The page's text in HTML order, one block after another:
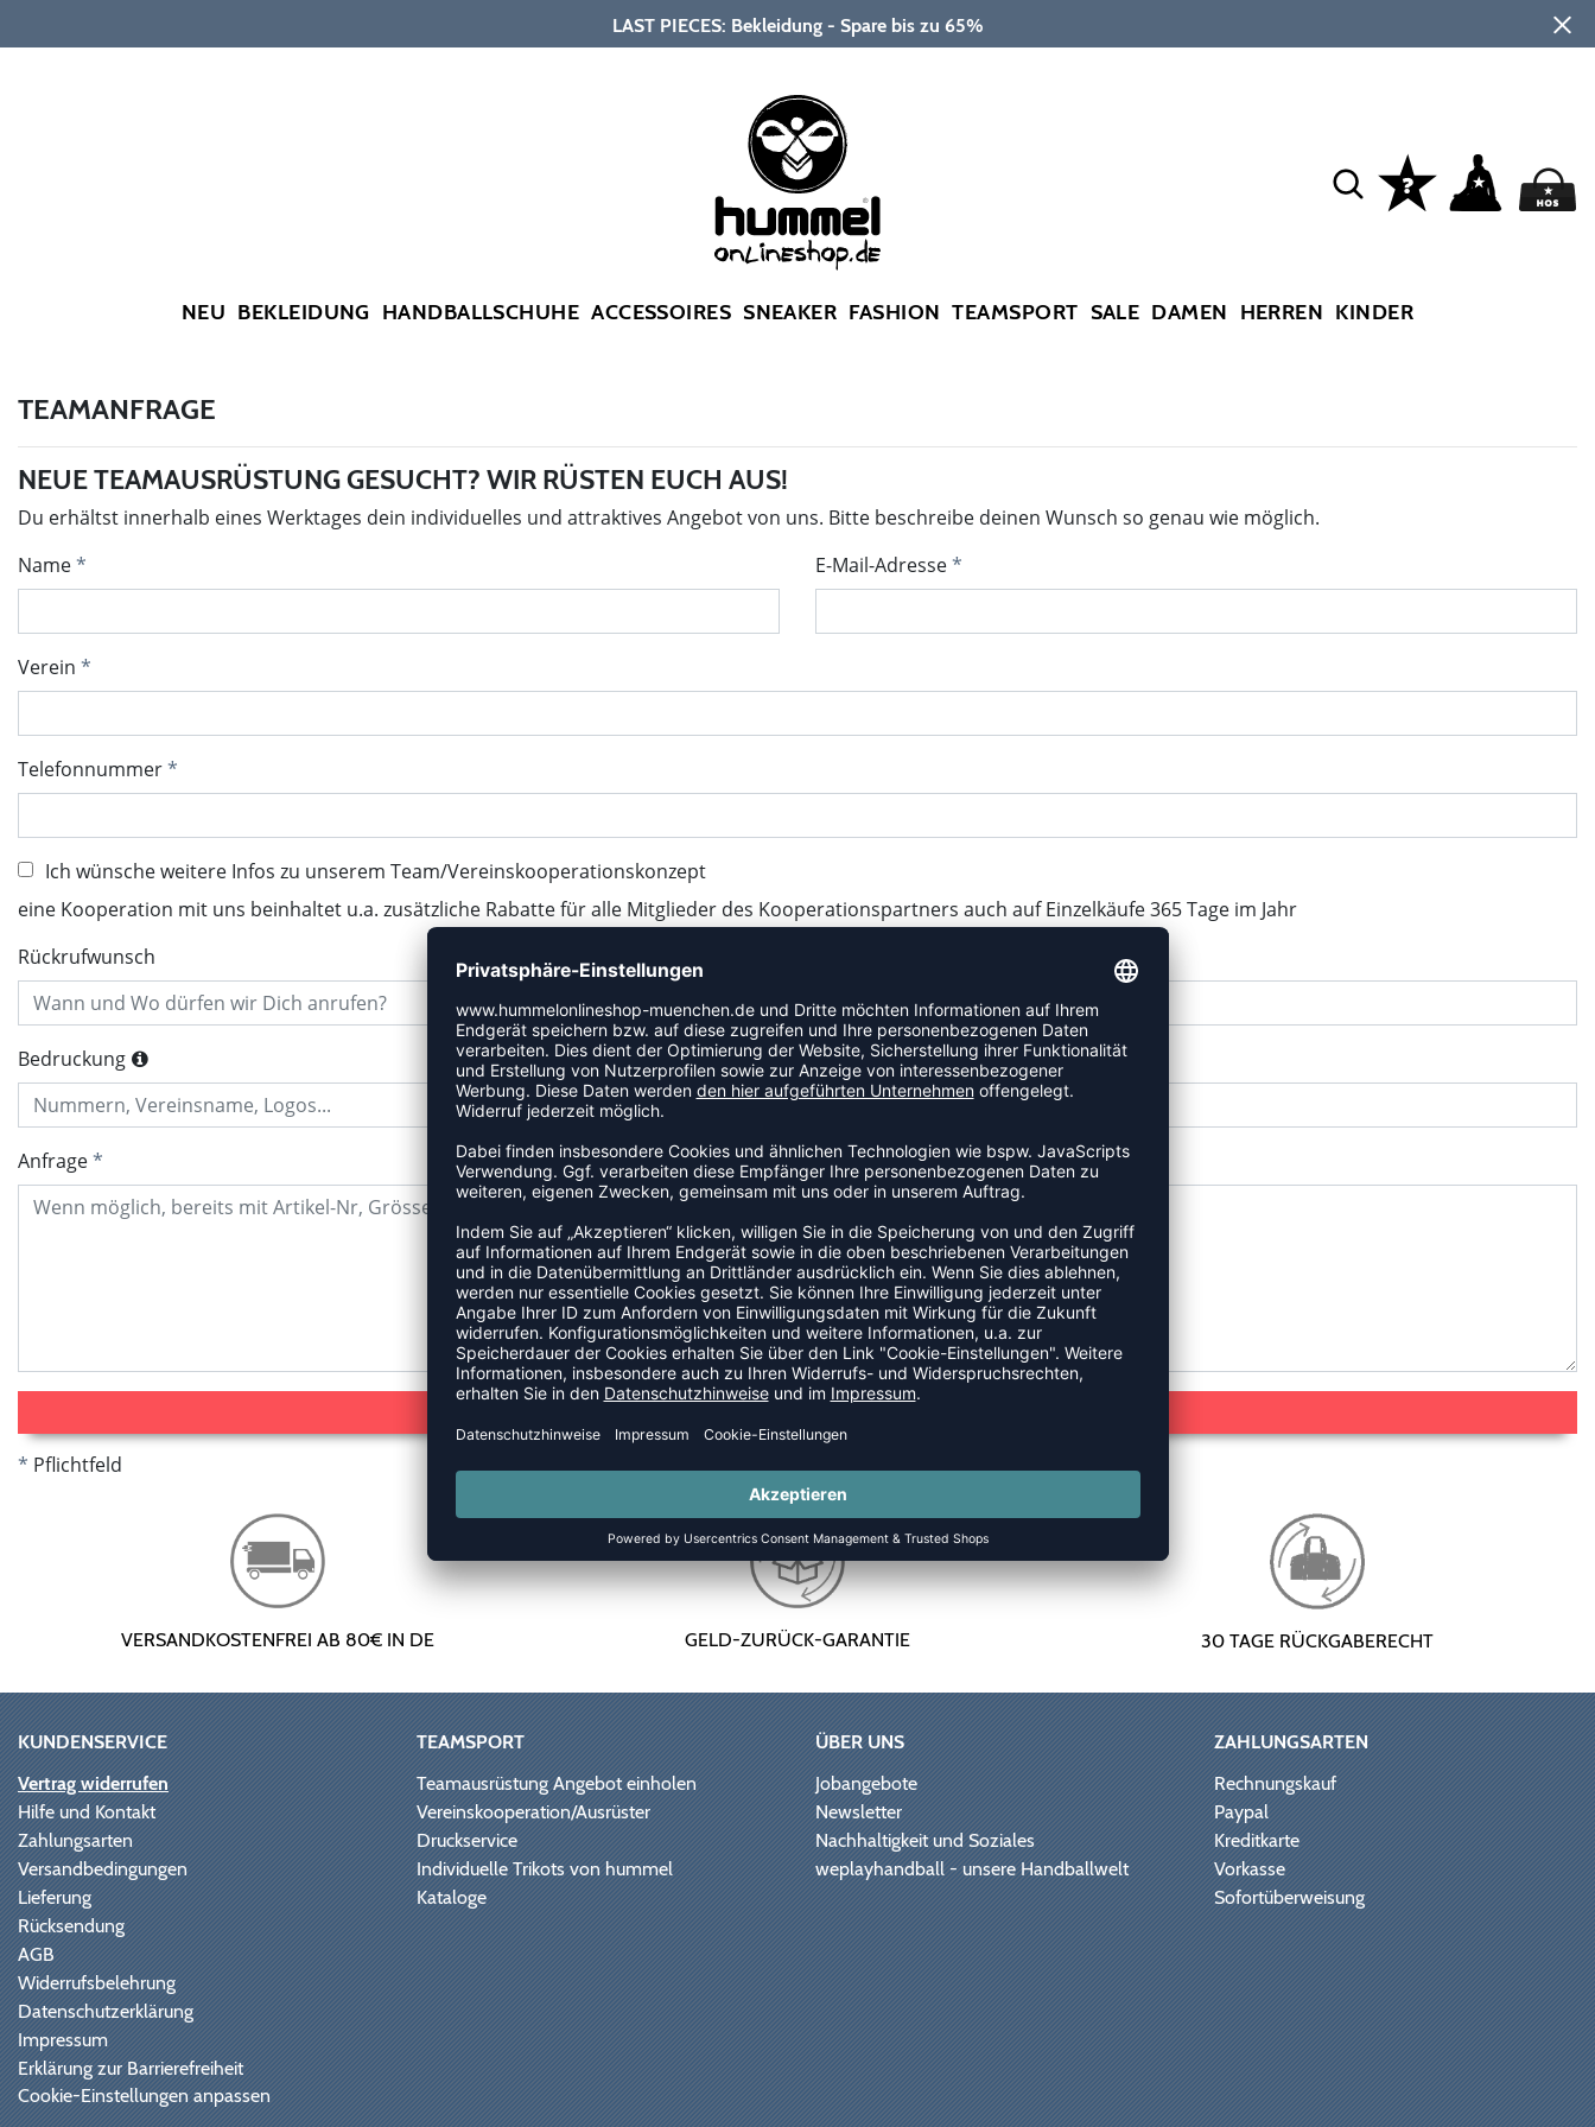
LAST PIECES: Bekleidung - Spare bis zu 65%
NEU BEKLEIDUNG HANDBALLSCHUHE ACCESSOIRES SNEAKER FASHION TEAMSPORT SALE DAMEN HERREN KINDER
TEAMANFRAGE
NEUE TEAMAUSRÜSTUNG GESUCHT? WIR RÜSTEN EUCH AUS!
Du erhältst innerhalb eines Werktages dein individuelles und attraktives Angebot von uns. Bitte beschreibe deinen Wunsch so genau wie möglich.
Name
E-Mail-Adresse
Verein
Telefonnummer
Ich wünsche weitere Infos zu unserem Team/Vereinskooperationskonzept
eine Kooperation mit uns beinhaltet u.a. zusätzliche Rabatte für alle Mitglieder des Kooperationspartners auch auf Einzelkäufe 365 Tage im Jahr
Rückrufwunsch
Bedruckung
Anfrage
Pflichtfeld
VERSANDKOSTENFREI AB 80€ IN DE GELD-ZURÜCK-GARANTIE 30 TAGE RÜCKGABERECHT
KUNDENSERVICE
Vertrag widerrufen
Hilfe und Kontakt
Zahlungsarten
Versandbedingungen
Lieferung
Rücksendung
AGB
Widerrufsbelehrung
Datenschutzerklärung
Impressum
Erklärung zur Barrierefreiheit
Cookie-Einstellungen anpassen
TEAMSPORT
Teamausrüstung Angebot einholen
Vereinskooperation/Ausrüster
Druckservice
Individuelle Trikots von hummel
Kataloge
ÜBER UNS
Jobangebote
Newsletter
Nachhaltigkeit und Soziales
weplayhandball - unsere Handballwelt
ZAHLUNGSARTEN
Rechnungskauf
Paypal
Kreditkarte
Vorkasse
Sofortüberweisung